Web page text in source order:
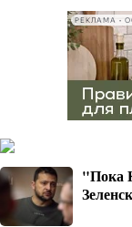
"Пока